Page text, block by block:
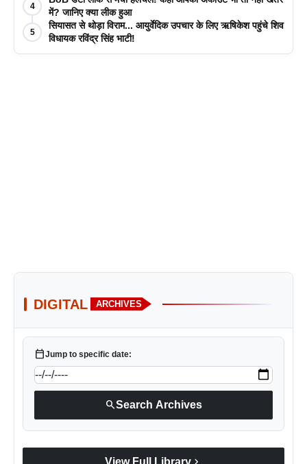
4
में? जानिए क्या लीक हुआ
5
सियासत से थोड़ा विराम... आयुर्वेदिक उपचार के लिए ऋषिकेश पहुंचे शिव
विधायक रविंद्र सिंह भाटी!
DIGITAL ARCHIVES
calendar_todayJump to specific date:
searchSearch Archives
View Full Library